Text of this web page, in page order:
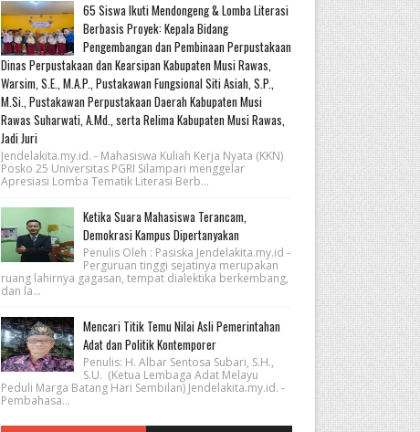
65 Siswa Ikuti Mendongeng & Lomba Literasi
Berbasis Proyek: Kepala Bidang
Pengembangan dan Pembinaan Perpustakaan
Dinas Perpustakaan dan Kearsipan Kabupaten Musi Rawas,
Warsim, S.E., M.A.P., Pustakawan Fungsional Siti Asiah, S.P.,
M.Si., Pustakawan Perpustakaan Daerah Kabupaten Musi
Rawas Suharwati, A.Md., serta Relima Kabupaten Musi Rawas,
Jadi Juri
Jendelakita.my.id. - Mahasiswa Kuliah Kerja Nyata (KKN)
Posko 25 Universitas PGRI Silampari menggelar
Apresiasi Lomba Tematik Literasi Berb...
Ketika Suara Mahasiswa Terancam,
Demokrasi Kampus Dipertanyakan
Penulis Oleh : Pasiska Jendelakita.my.id -
Perguruan tinggi sejatinya merupakan
ruang lahirnya gagasan, tempat dialektika berkembang,
dan la...
Mencari Titik Temu Nilai Asli Pemerintahan
Adat dan Politik Kontemporer
Penulis: H. Albar Sentosa Subari, S.H.,
S.U. (Ketua Lembaga Adat Melayu
Peduli Marga Batang Hari Sembilan) Jendelakita.my.id. -
Pembahasa...